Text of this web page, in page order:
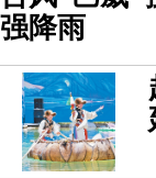
强降雨